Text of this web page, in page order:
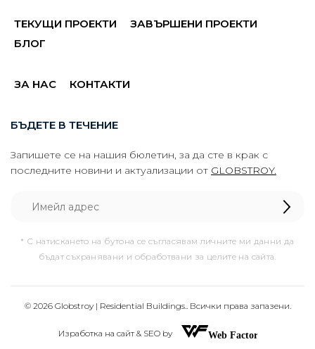
ТЕКУЩИ ПРОЕКТИ
ЗАВЪРШЕНИ ПРОЕКТИ
БЛОГ
ЗА НАС КОНТАКТИ
БЪДЕТЕ В ТЕЧЕНИЕ
Запишете се на нашия бюлетин, за да сте в крак с
последните новини и актуализации от GLOBSTROY.
* С натискането на бутона се съгласявам личните ми данни да
бъдат съхранявани и обработвани за целите на сайта.
© 2026 Globstroy | Residential Buildings.. Всички права запазени.
Изработка на сайт & SEO by